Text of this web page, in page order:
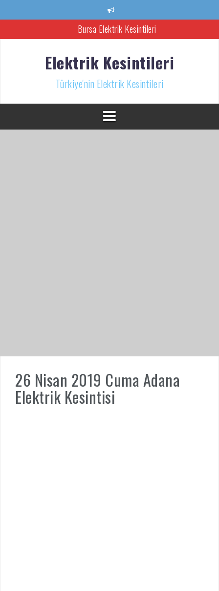
Bursa Elektrik Kesintileri
Türkiye’nin Elektrik Kesintileri Haber Kaynağı
İzmir Elektrik Kesintisi
Elektrik Kesintileri
Türkiye'nin Elektrik Kesintileri
26 Nisan 2019 Cuma Adana
Elektrik Kesintisi